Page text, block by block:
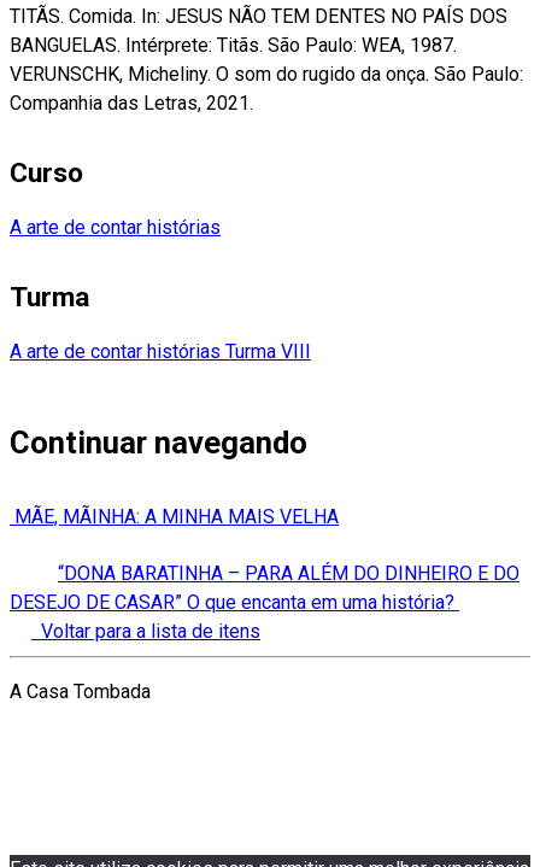
TITÃS. Comida. In: JESUS NÃO TEM DENTES NO PAÍS DOS
BANGUELAS. Intérprete: Titãs. São Paulo: WEA, 1987.
VERUNSCHK, Micheliny. O som do rugido da onça. São Paulo:
Companhia das Letras, 2021.
Curso
A arte de contar histórias
Turma
A arte de contar histórias Turma VIII
Continuar navegando
MÃE, MÃINHA: A MINHA MAIS VELHA
“DONA BARATINHA – PARA ALÉM DO DINHEIRO E DO
DESEJO DE CASAR” O que encanta em uma história?
Voltar para a lista de itens
A Casa Tombada